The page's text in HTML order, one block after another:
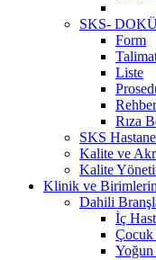
SKS-
Form
Liste
Rıza
SKS
Kalite ve
Kalite
Klinik ve
Dahili
İç
Çocuk
Yoğun